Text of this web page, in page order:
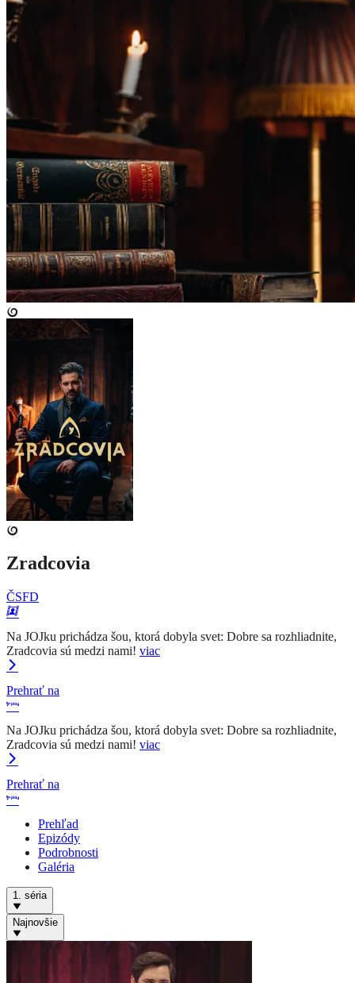
Zradcovia
ČSFD
Na JOJku prichádza šou, ktorá dobyla svet: Dobre sa rozhliadnite,
Zradcovia sú medzi nami! viac
Prehrať na
Na JOJku prichádza šou, ktorá dobyla svet: Dobre sa rozhliadnite,
Zradcovia sú medzi nami! viac
Prehrať na
Prehľad
Epizódy
Podrobnosti
Galéria
1. séria
Najnovšie